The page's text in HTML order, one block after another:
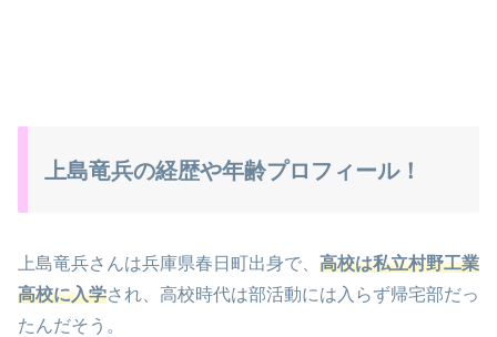
上島竜兵の経歴や年齢プロフィール！
上島竜兵さんは兵庫県春日町出身で、 高校は私立村野工業
高校に入学され、高校時代は部活動には入らず帰宅部だっ
たんだそう。